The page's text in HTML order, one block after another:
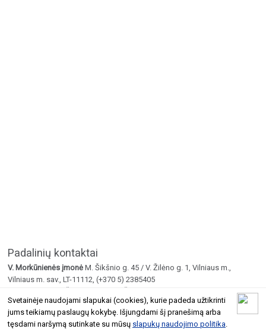
Svetainėje naudojami slapukai (cookies), kurie padeda užtikrinti
jums teikiamų paslaugų kokybę. Išjungdami šį pranešimą arba
tęsdami naršymą sutinkate su mūsų slapukų naudojimo politika
Padalinių kontaktai
V. Morkūnienės įmonė M. Šikšnio g. 45 / V. Žilėno g. 1, Vilniaus m.,
Vilniaus m. sav., LT-11112, (+370 5) 2385405
© 2026 Geltoni.lt
Taisyklės Atnaujinti įmonės informaciją